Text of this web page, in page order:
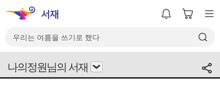
나의정원님의 서재